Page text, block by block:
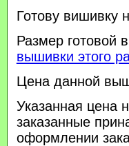
Готову вишивку
Размер готовой
вышивки этого
Цена данной
Указанная цена
заказанные
оформлении